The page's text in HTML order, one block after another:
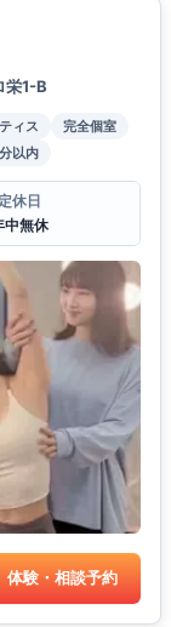
栄1-B
ィス
完全個室
以内
定休日
中無休
体験・相談予約